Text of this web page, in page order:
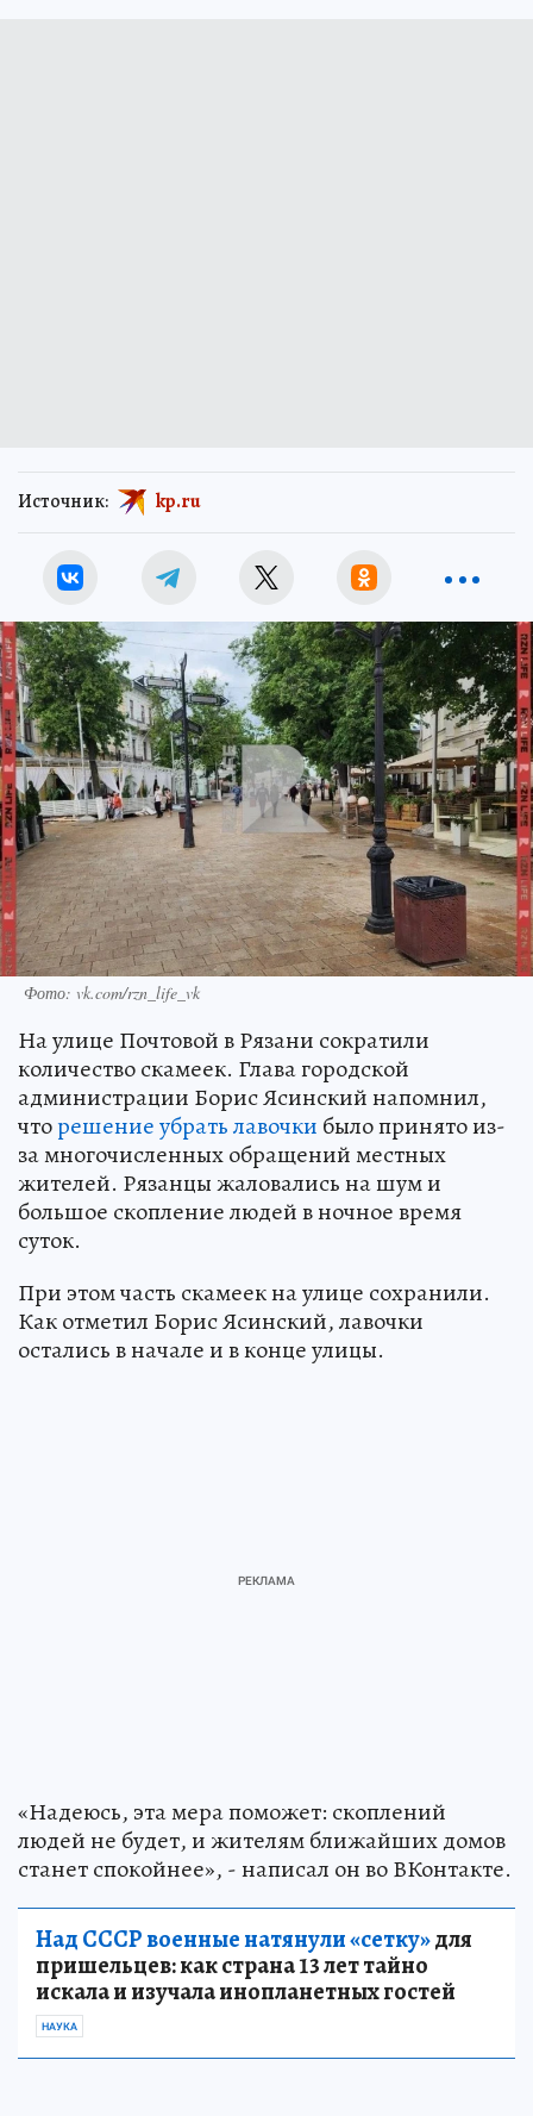
Источник: kp.ru
Фото: vk.com/rzn_life_vk
На улице Почтовой в Рязани сократили
количество скамеек. Глава городской
администрации Борис Ясинский напомнил,
чторешение убрать лавочки было принято из-
за многочисленных обращений местных
жителей. Рязанцы жаловались на шум и
большое скопление людей в ночное время
суток.
При этом часть скамеек на улице сохранили.
Как отметил Борис Ясинский, лавочки
остались в начале и в конце улицы.
«Надеюсь, эта мера поможет: скоплений
людей не будет, и жителям ближайших домов
станет спокойнее», - написал он во ВКонтакте.
Над СССР военные натянули «сетку»для
пришельцев: как страна 13 лет тайно
искала и изучала инопланетных гостей
НАУКА